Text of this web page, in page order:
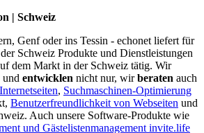
| Schweiz
Genf oder ins Tessin - echonet liefert für
Schweiz Produkte und Dienstleistungen
dem Markt in der Schweiz tätig. Wir
und entwicklen nicht nur, wirberaten auch
, Suchmaschinen-Optimierung
Benutzerfreundlichkeit von Webseiten und
Auch unsere Software-Produkte wie
und Gästelistenmanagement invite.life